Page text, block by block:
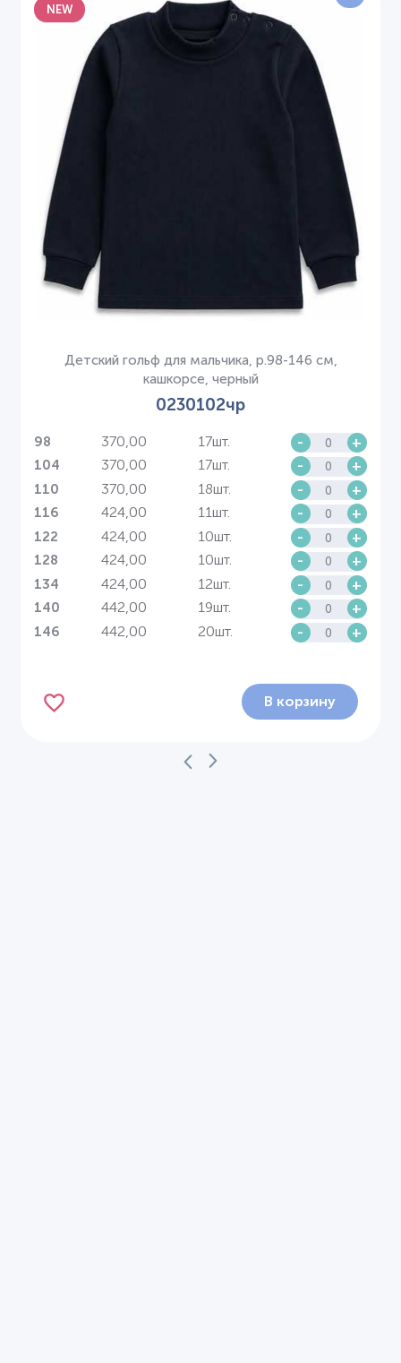
NEW
Детский гольф для мальчика, р.98-146 см,
кашкорсе, черный
0230102чр
98 370,00 17шт. - +
104 370,00 17шт. - +
110 370,00 18шт. - +
116 424,00 11шт. - +
122 424,00 10шт. - +
128 424,00 10шт. - +
134 424,00 12шт. - +
140 442,00 19шт. - +
146 442,00 20шт. - +
В корзину